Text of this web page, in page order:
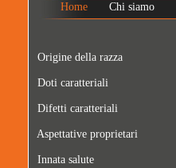
Home Chi siamo
Origine della razza
Doti caratteriali
Difetti caratteriali
Aspettative proprietari
Innata salute